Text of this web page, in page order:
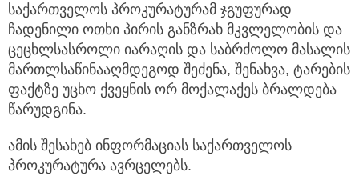
საქართველოს პროკურატურამ ჯგუფურად
ჩადენილი ოთხი პირის განზრახ მკვლელობის და
ცეცხლსასროლი იარაღის და საბრძოლო მასალის
მართლსაწინააღმდეგოდ შეძენა, შენახვა, ტარების
ფაქტზე უცხო ქვეყნის ორ მოქალაქეს ბრალდება
წარუდგინა.
ამის შესახებ ინფორმაციას საქართველოს
პროკურატურა ავრცელებს.